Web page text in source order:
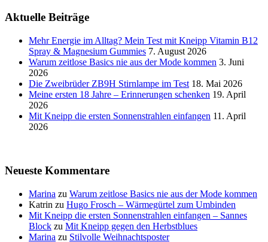
Aktuelle Beiträge
Mehr Energie im Alltag? Mein Test mit Kneipp Vitamin B12
Spray & Magnesium Gummies 7. August 2026
Warum zeitlose Basics nie aus der Mode kommen 3. Juni
2026
Die Zweibrüder ZB9H Stirnlampe im Test 18. Mai 2026
Meine ersten 18 Jahre – Erinnerungen schenken 19. April
2026
Mit Kneipp die ersten Sonnenstrahlen einfangen 11. April
2026
Neueste Kommentare
Marina zu Warum zeitlose Basics nie aus der Mode kommen
Katrin zu Hugo Frosch – Wärmegürtel zum Umbinden
Mit Kneipp die ersten Sonnenstrahlen einfangen – Sannes
Block zu Mit Kneipp gegen den Herbstblues
Marina zu Stilvolle Weihnachtsposter